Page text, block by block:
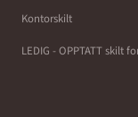
Kontorskilt
LEDIG - OPPTATT skilt